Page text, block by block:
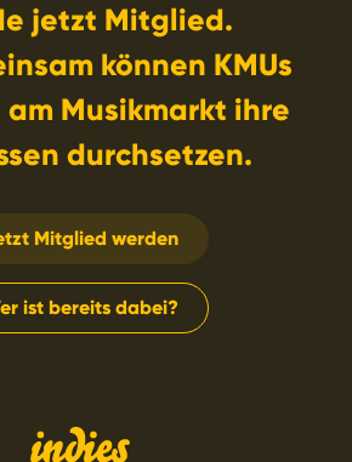
jetzt Mitglied.
können KMUs
am Musikmarkt ihre
durchsetzen.
Mitglied werden
ist bereits dabei?